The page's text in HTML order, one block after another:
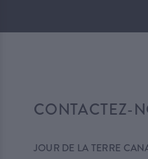
CONTACTEZ-
JOUR DE LA TERRE